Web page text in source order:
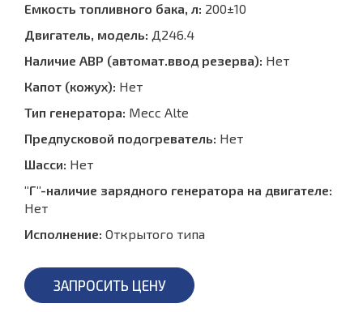
Емкость топливного бака, л: 200±10
Двигатель, модель: Д246.4
Наличие АВР (автомат.ввод резерва): Нет
Капот (кожух): Нет
Тип генератора: Mecc Alte
Предпусковой подогреватель: Нет
Шасси: Нет
"Г"-наличие зарядного генератора на двигателе:
Нет
Исполнение: Открытого типа
ЗАПРОСИТЬ ЦЕНУ